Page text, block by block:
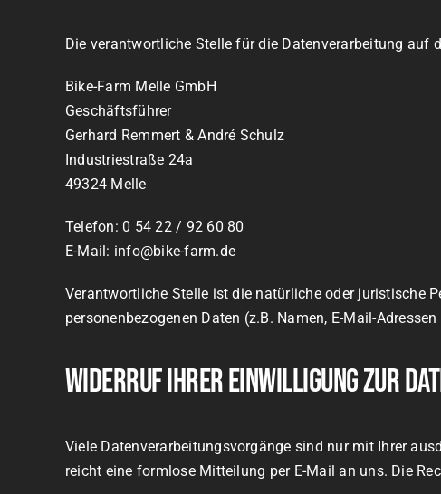
Die verantwortliche Stelle für die Datenverarbeitung auf
Bike-Farm Melle GmbH
Geschäftsführer
Gerhard Remmert & André Schulz
Industriestraße 24a
49324 Melle
Telefon: 0 54 22 / 92 60 80
E-Mail: info@bike-farm.de
Verantwortliche Stelle ist die natürliche oder juristische
personenbezogenen Daten (z.B. Namen, E-Mail-
Widerruf Ihrer Einwilligung zur
Viele Datenverarbeitungsvorgänge sind nur mit Ihrer
reicht eine formlose Mitteilung per E-Mail an uns. Die